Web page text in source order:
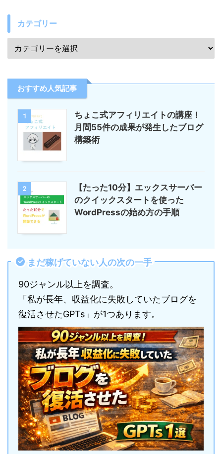
カテゴリー
おすすめ人気記事
1
ちょこ式アフィリエイトの講座！
月間55件の成果が発生したブログ
構築術
2
【たった10分】エックスサーバー
のクイックスタートを使った
WordPressの始め方の手順
まだ稼げていない人の次の一手
90ジャンル以上を調査。
「私が長年、収益化に失敗していたブログを
復活させたGPTs」が1つあります。